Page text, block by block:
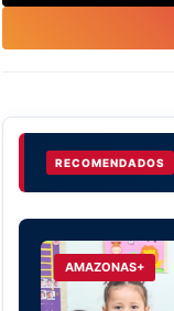
RECOMENDADOS
AMAZONAS+